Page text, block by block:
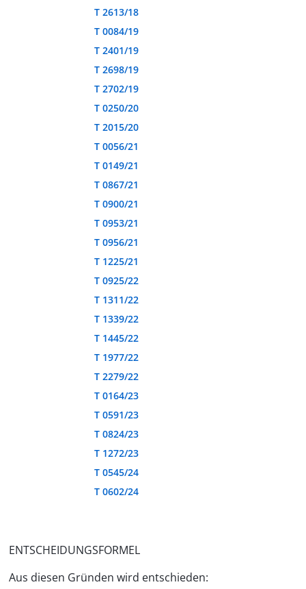
T 2613/18
T 0084/19
T 2401/19
T 2698/19
T 2702/19
T 0250/20
T 2015/20
T 0056/21
T 0149/21
T 0867/21
T 0900/21
T 0953/21
T 0956/21
T 1225/21
T 0925/22
T 1311/22
T 1339/22
T 1445/22
T 1977/22
T 2279/22
T 0164/23
T 0591/23
T 0824/23
T 1272/23
T 0545/24
T 0602/24
ENTSCHEIDUNGSFORMEL
Aus diesen Gründen wird entschieden: